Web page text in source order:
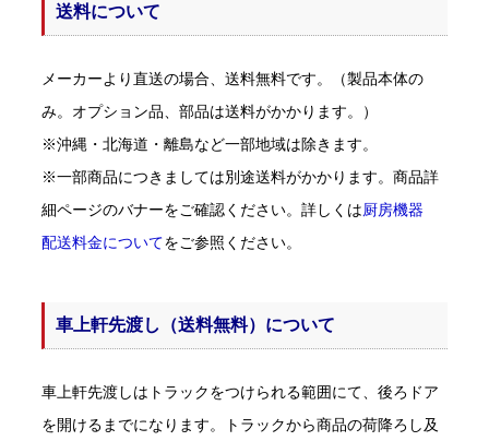
送料について
メーカーより直送の場合、送料無料です。（製品本体の
み。オプション品、部品は送料がかかります。）
※沖縄・北海道・離島など一部地域は除きます。
※一部商品につきましては別途送料がかかります。商品詳
細ページのバナーをご確認ください。詳しくは厨房機器
配送料金についてをご参照ください。
車上軒先渡し（送料無料）について
車上軒先渡しはトラックをつけられる範囲にて、後ろドア
を開けるまでになります。トラックから商品の荷降ろし及